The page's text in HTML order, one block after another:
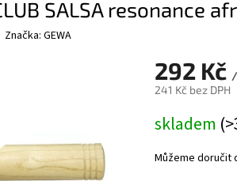
SALSA resonance
Značka: GEWA
292 Kč
241 Kč bez DPH
cena:
skladem
Můžeme doručit